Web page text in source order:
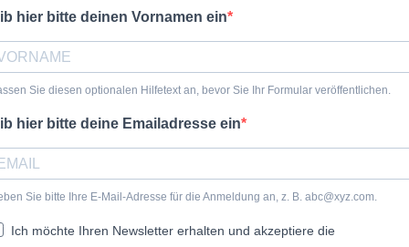
hier bitte deinen Vornamen ein
Sie diesen optionalen Hilfetext an, bevor Sie Ihr Formular veröffentlichen.
hier bitte deine Emailadresse ein
Sie bitte Ihre E-Mail-Adresse für die Anmeldung an, z. B. abc@xyz.com.
Ich möchte Ihren Newsletter erhalten und akzeptiere die